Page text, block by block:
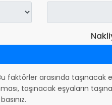
faktörler arasında taşınacak
taşınacak eşyaların